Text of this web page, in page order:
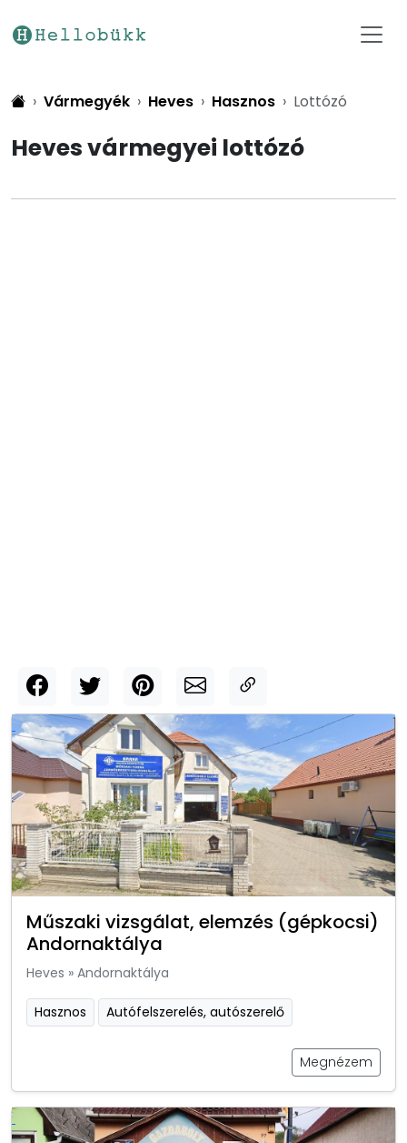
Vármegyék Heves Hasznos Lottózó
Heves vármegyei lottózó
Műszaki vizsgálat, elemzés (gépkocsi)
Andornaktálya
Heves » Andornaktálya
Hasznos Autófelszerelés, autószerelő
Megnézem